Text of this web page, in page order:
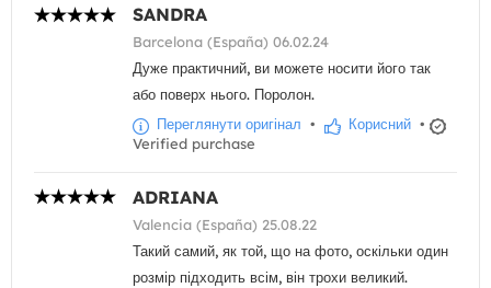
SANDRA
Barcelona (España) 06.02.24
Дуже практичний, ви можете носити його так
або поверх нього. Поролон.
Переглянути оригінал • Корисний •
Verified purchase
ADRIANA
Valencia (España) 25.08.22
Такий самий, як той, що на фото, оскільки один
розмір підходить всім, він трохи великий.